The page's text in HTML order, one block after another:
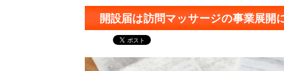
開設届は訪問マッサージの事業展開